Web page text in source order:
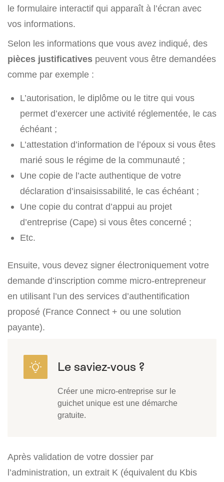
le formulaire interactif qui apparaît à l’écran avec
vos informations.
Selon les informations que vous avez indiqué, des
pièces justificatives peuvent vous être demandées
comme par exemple :
L’autorisation, le diplôme ou le titre qui vous
permet d’exercer une activité réglementée, le cas
échéant ;
L’attestation d’information de l’époux si vous êtes
marié sous le régime de la communauté ;
Une copie de l’acte authentique de votre
déclaration d’insaisissabilité, le cas échéant ;
Une copie du contrat d’appui au projet
d’entreprise (Cape) si vous êtes concerné ;
Etc.
Ensuite, vous devez signer électroniquement votre
demande d’inscription comme micro-entrepreneur
en utilisant l’un des services d’authentification
proposé (France Connect + ou une solution
payante).
Créer une micro-entreprise sur le
guichet unique est une démarche
gratuite.
Après validation de votre dossier par
l’administration, un extrait K (équivalent du Kbis